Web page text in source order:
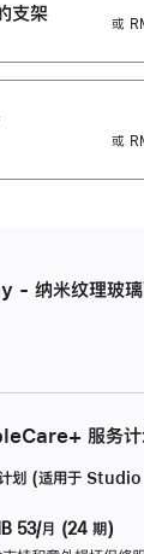
支‍架
或
或
纳米纹理玻璃
服务计
划 (适用于 Studio
53/月 (24 期)